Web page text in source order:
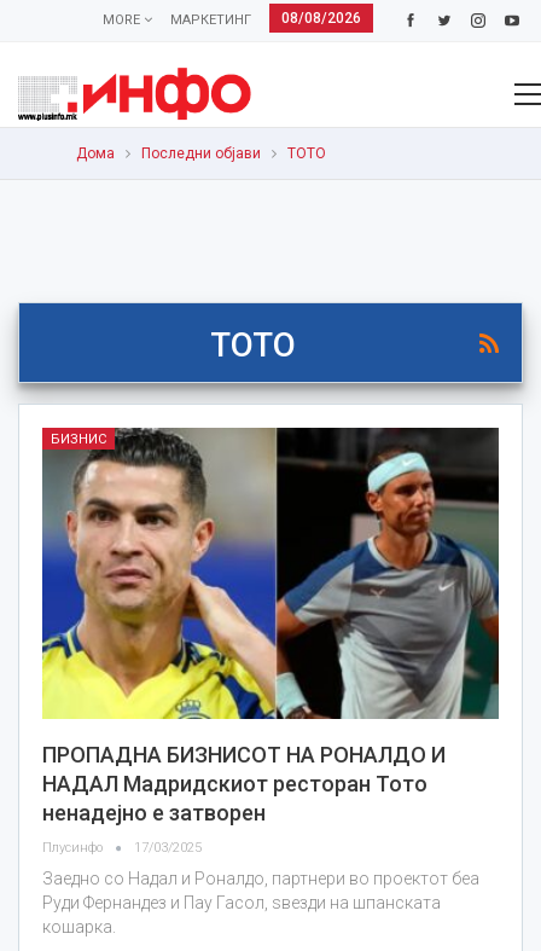
08/08/2026
МАРКЕТИНГ
MORE
Дома Последни објави ТОТО
ТОТО
БИЗНИС
ПРОПАДНА БИЗНИСОТ НА РОНАЛДО И
НАДАЛ Мадридскиот ресторан Тото
ненадејно е затворен
Плусинфо 17/03/2025
Заедно со Надал и Роналдо, партнери во проектот беа
Руди Фернандез и Пау Гасол, ѕвезди на шпанската
кошарка.